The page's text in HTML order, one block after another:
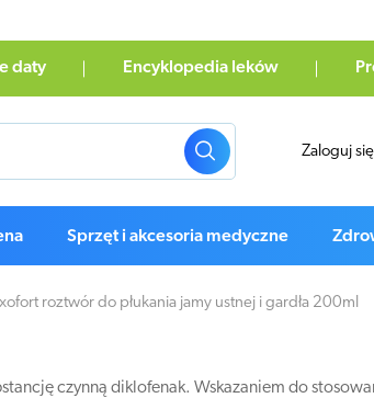
daty Encyklopedia leków
Zaloguj się
Sprzęt i akcesoria medyczne
roztwór do płukania jamy ustnej i gardła 200ml
czynną diklofenak. Wskazaniem do